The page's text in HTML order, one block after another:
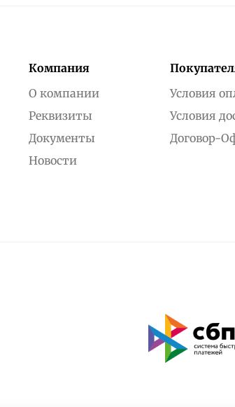
Компания
О компании
Реквизиты
Документы
Новости
Условия
Условия
Договор-